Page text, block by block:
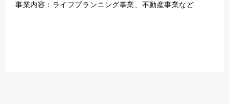
事業内容：ライフプランニング事業、不動産事業など